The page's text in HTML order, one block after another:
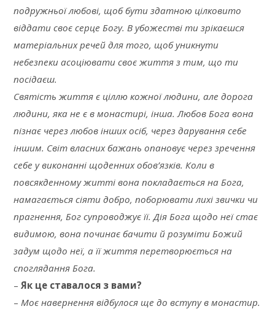
подружньої любові, щоб бути здатною цілковито
віддати своє серце Богу. В убожестві ти зрікаєшся
матеріальних речей для того, щоб уникнути
небезпеки асоціювати своє життя з тим, що ти
посідаєш.
Святість життя є ціллю кожної людини, але дорога
людини, яка не є в монастирі, інша. Любов Бога вона
пізнає через любов інших осіб, через дарування себе
іншим. Світ власних бажань опановує через зречення
себе у виконанні щоденних обов’язків. Коли в
повсякденному житті вона покладається на Бога,
намагається сіяти добро, поборювати лихі звички чи
прагнення, Бог супроводжує її. Дія Бога щодо неї стає
видимою, вона починає бачити й розуміти Божий
задум щодо неї, а її життя перетворюється на
споглядання Бога.
–Як це ставалося з вами?
– Моє навернення відбулося ще до вступу в монастир.